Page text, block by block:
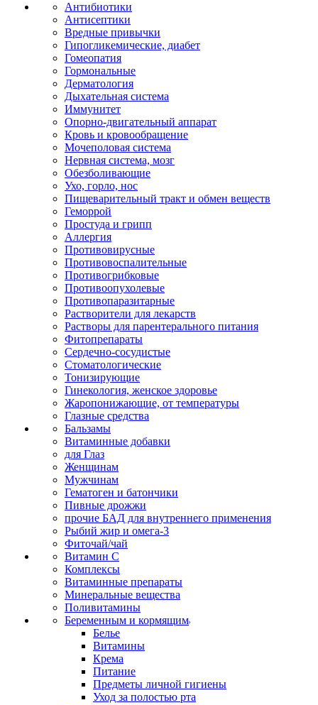
Антибиотики
Антисептики
Вредные привычки
Гипогликемические, диабет
Гомеопатия
Гормональные
Дерматология
Дыхательная система
Иммунитет
Опорно-двигательный аппарат
Кровь и кровообращение
Мочеполовая система
Нервная система, мозг
Обезболивающие
Ухо, горло, нос
Пищеварительный тракт и обмен веществ
Геморрой
Простуда и грипп
Аллергия
Противовирусные
Противовоспалительные
Противогрибковые
Противоопухолевые
Противопаразитарные
Растворители для лекарств
Растворы для парентерального питания
Фитопрепараты
Сердечно-сосудистые
Стоматологические
Тонизирующие
Гинекология, женское здоровье
Жаропонижающие, от температуры
Глазные средства
Бальзамы
Витаминные добавки
для Глаз
Женщинам
Мужчинам
Гематоген и батончики
Пивные дрожжи
прочие БАД для внутреннего применения
Рыбий жир и омега-3
Фиточай/чай
Витамин С
Комплексы
Витаминные препараты
Минеральные вещества
Поливитамины
Беременным и кормящим
Белье
Витамины
Крема
Питание
Предметы личной гигиены
Уход за полостью рта